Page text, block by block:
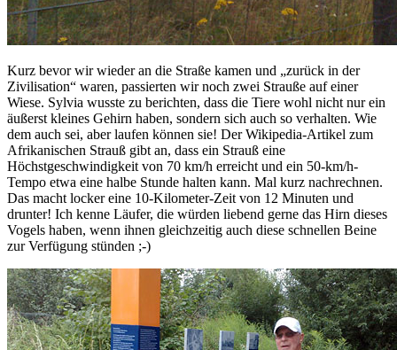
Kurz bevor wir wieder an die Straße kamen und „zurück in der
Zivilisation“ waren, passierten wir noch zwei Strauße auf einer
Wiese. Sylvia wusste zu berichten, dass die Tiere wohl nicht nur ein
äußerst kleines Gehirn haben, sondern sich auch so verhalten. Wie
dem auch sei, aber laufen können sie! Der Wikipedia-Artikel zum
Afrikanischen Strauß gibt an, dass ein Strauß eine
Höchstgeschwindigkeit von 70 km/h erreicht und ein 50-km/h-
Tempo etwa eine halbe Stunde halten kann. Mal kurz nachrechnen.
Das macht locker eine 10-Kilometer-Zeit von 12 Minuten und
drunter! Ich kenne Läufer, die würden liebend gerne das Hirn dieses
Vogels haben, wenn ihnen gleichzeitig auch diese schnellen Beine
zur Verfügung stünden ;-)